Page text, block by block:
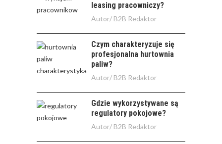
leasing pracowniczy?
Autor/ B2B Redaktor
Czym charakteryzuje się
profesjonalna hurtownia
paliw?
Autor/ B2B Redaktor
Gdzie wykorzystywane są
regulatory pokojowe?
Autor/ B2B Redaktor